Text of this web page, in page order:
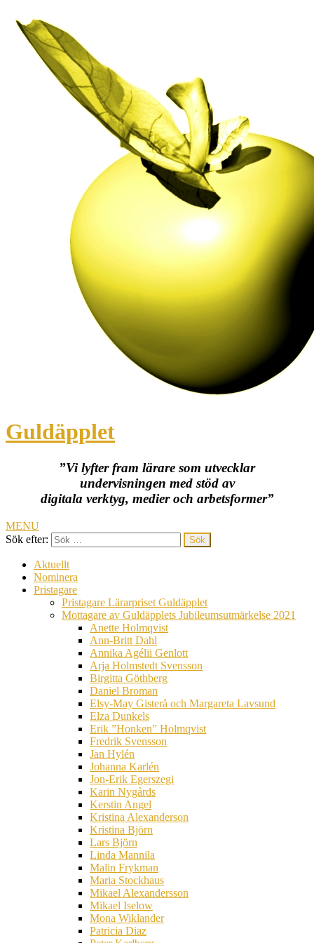
Guldäpplet
”Vi lyfter fram lärare som utvecklar
undervisningen med stöd av
digitala verktyg, medier och arbetsformer”
MENU
Sök efter:
Aktuellt
Nominera
Pristagare
Pristagare Lärarpriset Guldäpplet
Mottagare av Guldäpplets Jubileumsutmärkelse 2021
Anette Holmqvist
Ann-Britt Dahl
Annika Agélii Genlott
Arja Holmstedt Svensson
Birgitta Göthberg
Daniel Broman
Elsy-May Gisterå och Margareta Lavsund
Elza Dunkels
Erik ”Honken” Holmqvist
Fredrik Svensson
Jan Hylén
Johanna Karlén
Jon-Erik Egerszegi
Karin Nygårds
Kerstin Angel
Kristina Alexanderson
Kristina Björn
Lars Björn
Linda Mannila
Malin Frykman
Maria Stockhaus
Mikael Alexandersson
Mikael Iselow
Mona Wiklander
Patricia Diaz